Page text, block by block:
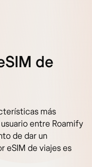
de
más
entre Roamify
de dar un
eSIM de viajes es